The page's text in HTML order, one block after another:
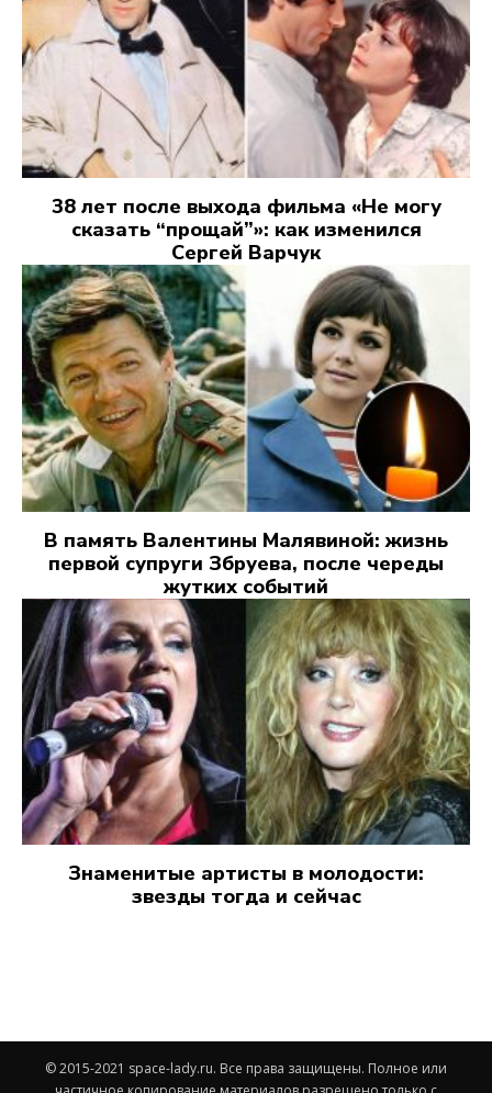
38 лет после выхода фильма «Не могу
сказать “прощай”»: как изменился
Сергей Варчук
В память Валентины Малявиной: жизнь
первой супруги Збруева, после череды
жутких событий
Знаменитые артисты в молодости:
звезды тогда и сейчас
© 2015-2021 space-lady.ru. Все права защищены. Полное или